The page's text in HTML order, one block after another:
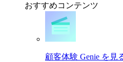
おすすめコンテンツ
顧客体験 Genie を見